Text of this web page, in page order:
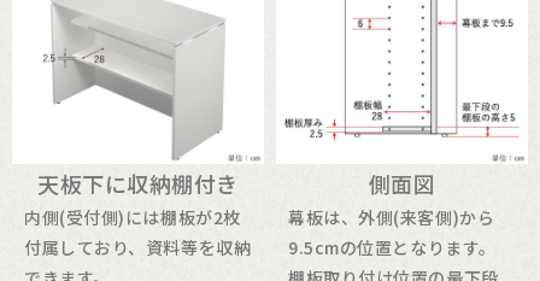
天板下に収納棚付き
内側(受付側)には棚板が2枚
付属しており、資料等を収納
側面図
幕板は、外側(来客側)から
9.5cmの位置となります。